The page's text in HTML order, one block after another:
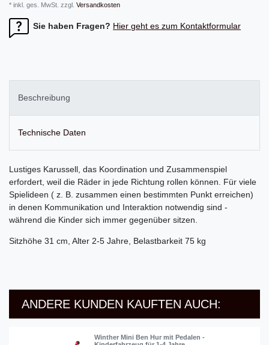
* inkl. ges. MwSt. zzgl. Versandkosten
Sie haben Fragen? Hier geht es zum Kontaktformular
Beschreibung
Technische Daten
Lustiges Karussell, das Koordination und Zusammenspiel
erfordert, weil die Räder in jede Richtung rollen können. Für viele
Spielideen ( z. B. zusammen einen bestimmten Punkt erreichen)
in denen Kommunikation und Interaktion notwendig sind -
während die Kinder sich immer gegenüber sitzen.
Sitzhöhe 31 cm, Alter 2-5 Jahre, Belastbarkeit 75 kg
ANDERE KUNDEN KAUFTEN AUCH:
Winther Mini Ben Hur mit Pedalen -